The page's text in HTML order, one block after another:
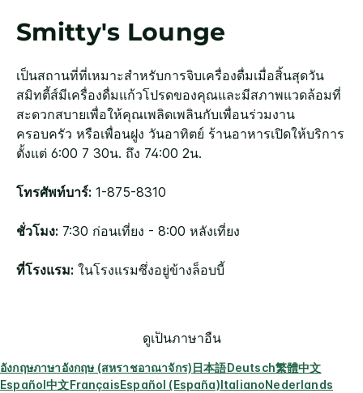
Smitty's Lounge
เป็นสถานที่ที่เหมาะสำหรับการจิบเครื่องดื่มเมื่อสิ้นสุดวัน
สมิทตี้ส์มีเครื่องดื่มแก้วโปรดของคุณและมีสภาพแวดล้อมที่
สะดวกสบายเพื่อให้คุณเพลิดเพลินกับเพื่อนร่วมงาน
ครอบครัว หรือเพื่อนฝูง วันอาทิตย์ ร้านอาหารเปิดให้บริการ
ตั้งแต่ 6:00 7 30น. ถึง 74:00 2น.
โทรศัพท์บาร์: 1-875-8310
ชั่วโมง: 7:30 ก่อนเที่ยง - 8:00 หลังเที่ยง
ที่โรงแรม: ในโรงแรมซึ่งอยู่ข้างล็อบบี้
ดูเป็นภาษาอื่น
อังกฤษภาษาอังกฤษ (สหราชอาณาจักร)日本語Deutsch繁體中文
Español中文FrançaisEspañol (España)ItalianoNederlands